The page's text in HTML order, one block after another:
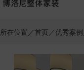
所在位置／首页 ／优秀案例